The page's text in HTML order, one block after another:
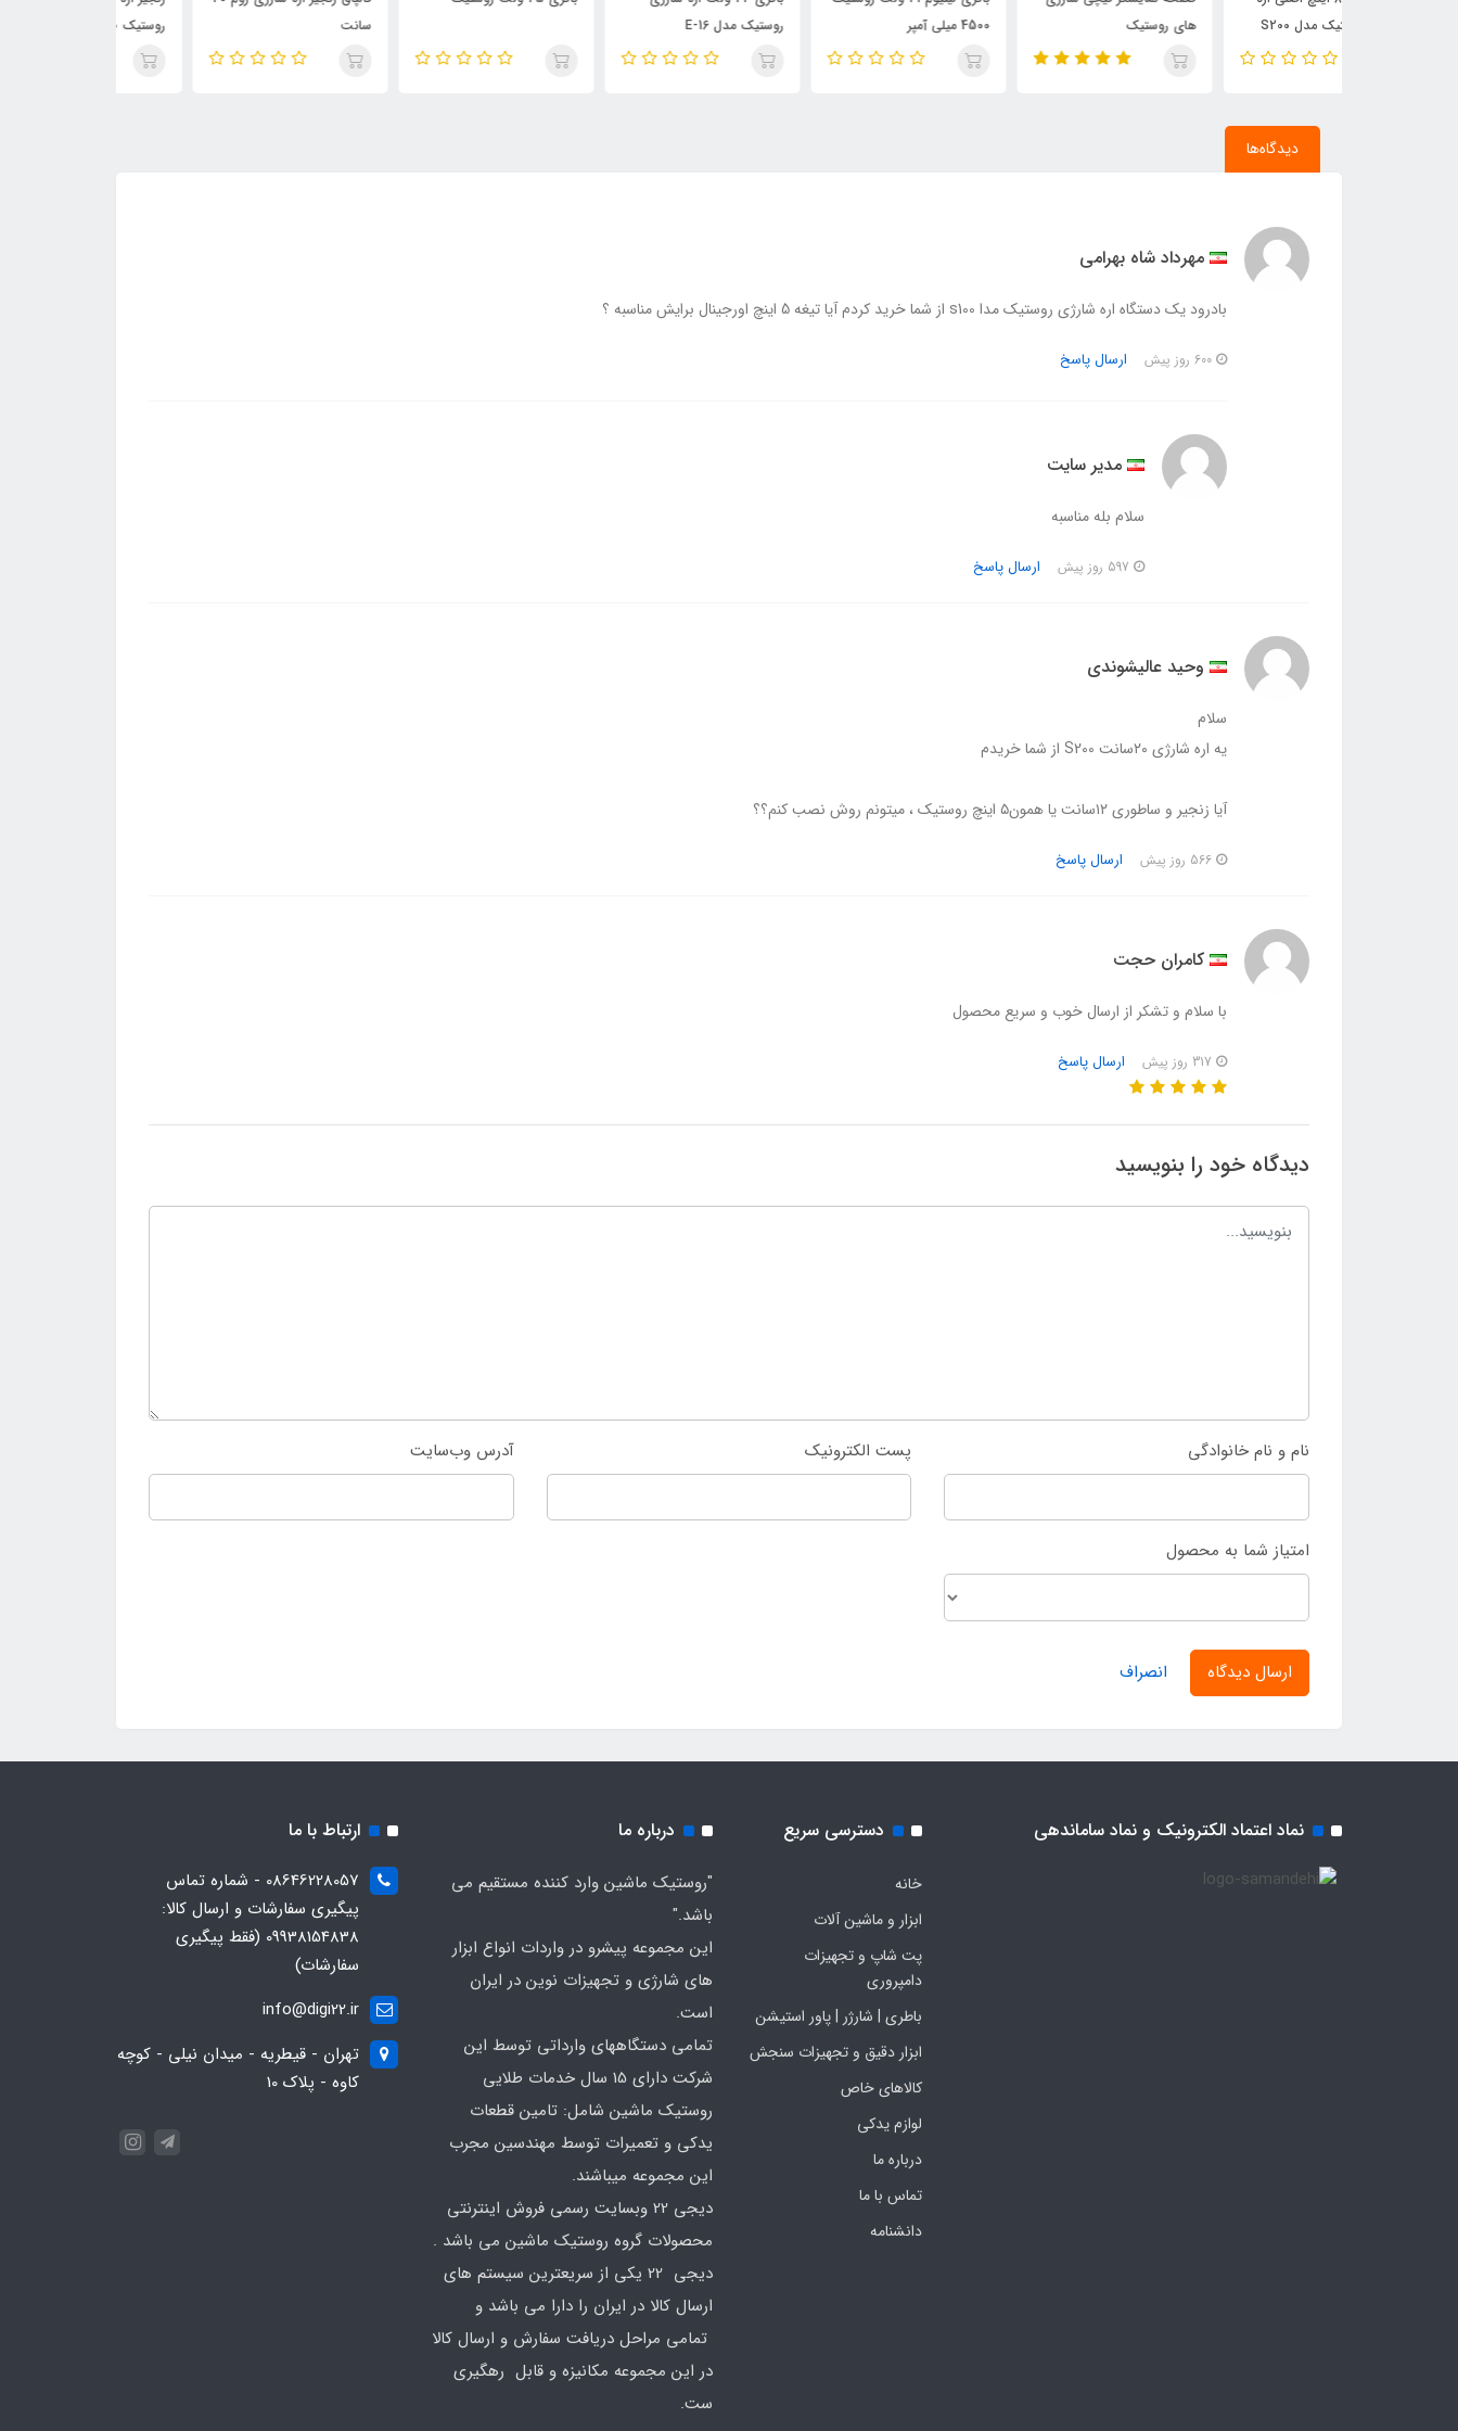
های روستیک
روستیک مدل E-16
دیدگاه‌ها
مهرداد شاه بهرامی
بادرود یک دستگاه اره شارژی روستیک مدا s100 از شما خرید کردم آیا تیغه 5 اینچ اورجینال برایش مناسبه ؟
ارسال پاسخ
مدیر سایت
سلام بله مناسبه
ارسال پاسخ
وحید عالیشوندی
سلام
یه اره شارژی ۲۰سانت S200 از شما خریدم
آیا زنجیر و ساطوری ۱۲سانت یا همون‌۵ اینچ روستیک ، میتونم روش نصب کنم؟؟
ارسال پاسخ
کامران حجت
با سلام و تشکر از ارسال خوب و سریع محصول
ارسال پاسخ
دیدگاه خود را بنویسید
نام و نام خانوادگی پست الکترونیک آدرس وب‌سایت
امتیاز شما به محصول
ارسال دیدگاه انصراف
نماد اعتماد الکترونیک و نماد ساماندهی دسترسی سریع
خانه
ابزار و ماشین آلات
پت شاپ و تجهیزات
دامپروری
باطری | شارژر | پاور استیشن
ابزار دقیق و تجهیزات سنجش
کالاهای خاص
لوازم یدکی
درباره ما
تماس با ما
دانشنامه
درباره ما
"روستیک ماشین وارد کننده مستقیم می
باشد."
این مجموعه پیشرو در واردات انواع ابزار
های شارژی و تجهیزات نوین در ایران
است.
تمامی دستگاههای وارداتی توسط این
شرکت دارای 15 سال خدمات طلایی
روستیک ماشین شامل: تامین قطعات
یدکی و تعمیرات توسط مهندسین مجرب
این مجموعه میباشند.
دیجی 22 وبسایت رسمی فروش اینترنتی
محصولات گروه روستیک ماشین می باشد .
دیجی 22 یکی از سریعترین سیستم های
ارسال کالا در ایران را دارا می باشد و
تمامی مراحل دریافت سفارش و ارسال کالا
در این مجموعه مکانیزه و قابل رهگیری
ست.
ارتباط با ما
08646228057 - شماره تماس
پیگیری سفارشات و ارسال کالا:
09938154838 (فقط پیگیری
سفارشات)
info@digi22.ir
تهران - قیطریه - میدان نیلی - کوچه
کاوه - پلاک 10